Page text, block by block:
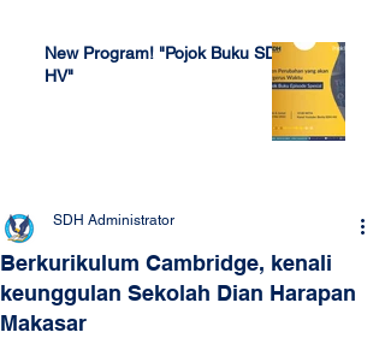
New Program! "Pojok Buku SDH
HV"
Berkurikulum Cambridge, kenali
keunggulan Sekolah Dian Harapan
Makasar
SDH Administrator